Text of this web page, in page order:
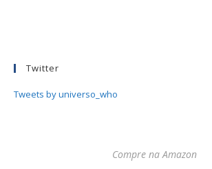
Twitter
Tweets by universo_who
Compre na Amazon